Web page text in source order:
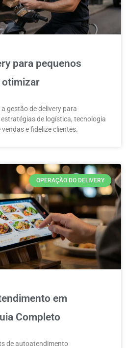
para pequenos
otimizar
gestão de delivery para
de logística, tecnologia
e fidelize clientes.
OPERAÇÃO DO DELIVERY
em
Completo
de autoatendimento